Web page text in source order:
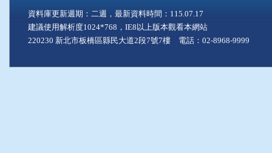
資料庫更新週期：二週，最新資料時間：115.07.17
建議使用解析度1024*768，IE8以上版本觀看本網站
220230 新北市板橋區縣民大道2段7號7樓 電話：02-8968-9999